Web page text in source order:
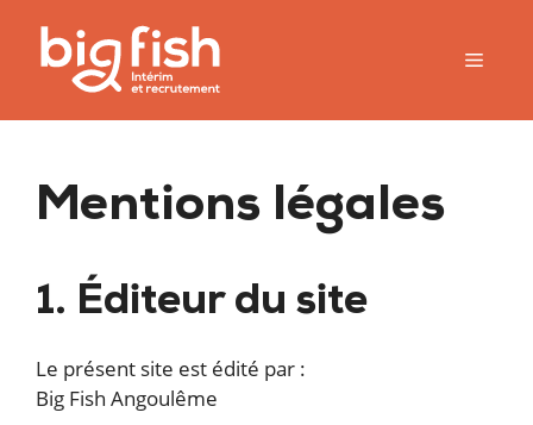
contenu
MENU
Mentions légales
1. Éditeur du site
Le présent site est édité par :
Big Fish Angoulême